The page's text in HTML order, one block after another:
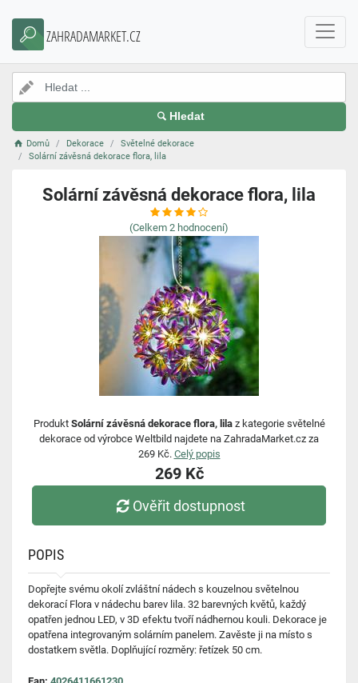
ZAHRADAMARKET.CZ
Hledat
Domů Dekorace
Světelné dekorace
Solární závěsná dekorace flora, lila
Solární závěsná dekorace flora, lila
(Celkem 2 hodnocení)
Produkt Solární závěsná dekorace flora, lilaz kategorie světelné
dekorace od výrobce Weltbild najdete na ZahradaMarket.cz za
269 Kč. Celý popis
269 Kč
Ověřit dostupnost
POPIS
Dopřejte svému okolí zvláštní nádech s kouzelnou světelnou
dekorací Flora v nádechu barev lila. 32 barevných květů, každý
opatřen jednou LED, v 3D efektu tvoří nádhernou kouli. Dekorace je
opatřena integrovaným solárním panelem. Zavěste ji na místo s
dostatkem světla. Doplňující rozměry: řetízek 50 cm.